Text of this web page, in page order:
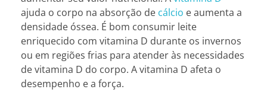
ajuda o corpo na absorção de cálcio e aumenta a
densidade óssea. É bom consumir leite
enriquecido com vitamina D durante os invernos
ou em regiões frias para atender às necessidades
de vitamina D do corpo. A vitamina D afeta o
desempenho e a força.